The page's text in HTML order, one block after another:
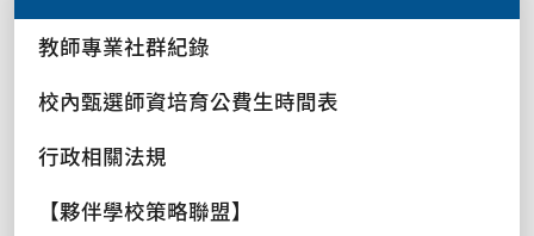
教師專業社群紀錄
校內甄選師資培育公費生時間表
行政相關法規
【夥伴學校策略聯盟】